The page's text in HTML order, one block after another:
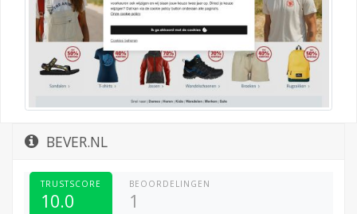
BEVER.NL
TRUSTSCORE
10.0
BEOORDELINGEN
1